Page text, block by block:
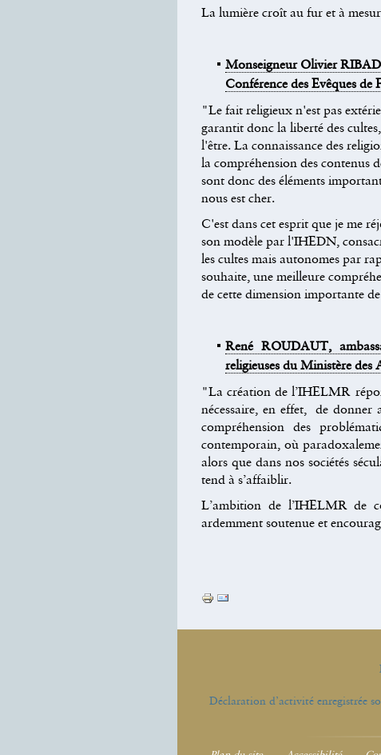
La lumière croît au fur et à
Monseigneur Olivier
Conférence des Evêques de
"Le fait religieux n'est pas
garantit donc la liberté des
l'être. La connaissance des
la compréhension des contenus
sont donc des éléments
nous est cher.
C'est dans cet esprit que je me
son modèle par l'IHEDN,
les cultes mais autonomes par
souhaite, une meilleure
de cette dimension importante
René ROUDAUT,
religieuses du Ministère des
"La création de l’IHELMR
nécessaire, en effet, de donner
compréhension des
contemporain, où
alors que dans nos sociétés
tend à s’affaiblir.
L’ambition de l’IHELMR de
ardemment soutenue et
Actions
Déclaration d’activité enregistrée